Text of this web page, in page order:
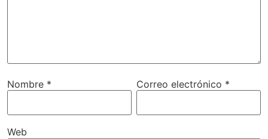
Nombre * Correo electrónico *
Web